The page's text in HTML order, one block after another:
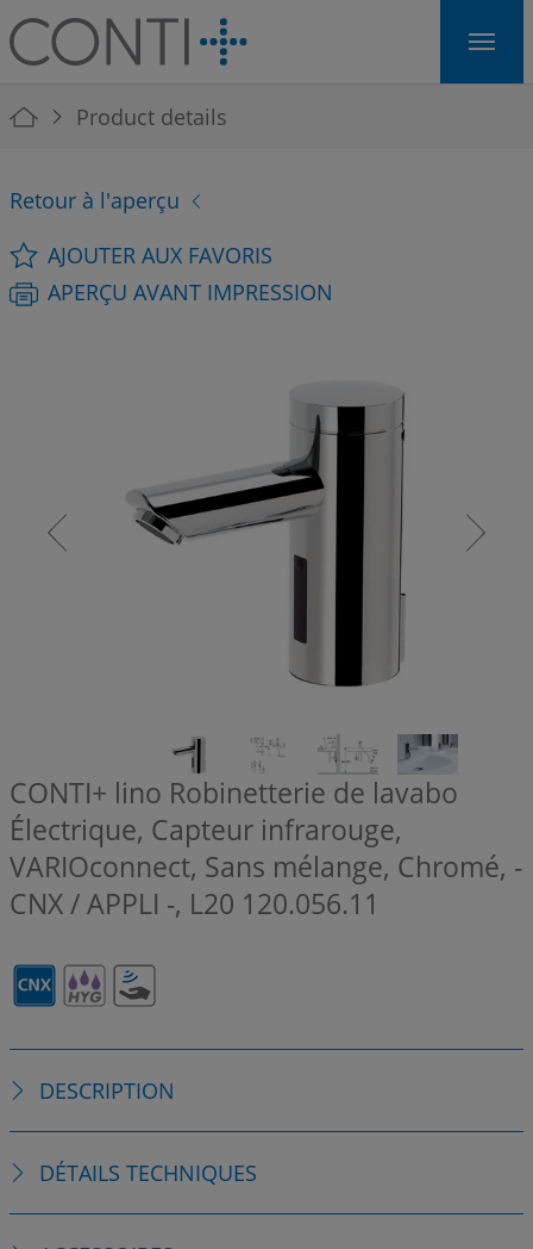
Skip to main navigation
Skip to main content
Skip to page footer
You are here:
Product details
Retour à l'aperçu
AJOUTER AUX FAVORIS
APERÇU AVANT IMPRESSION
CONTI+ lino Robinetterie de lavabo
Électrique, Capteur infrarouge,
VARIOconnect, Sans mélange, Chromé, -
CNX / APPLI -, L20 120.056.11
DESCRIPTION
DÉTAILS TECHNIQUES